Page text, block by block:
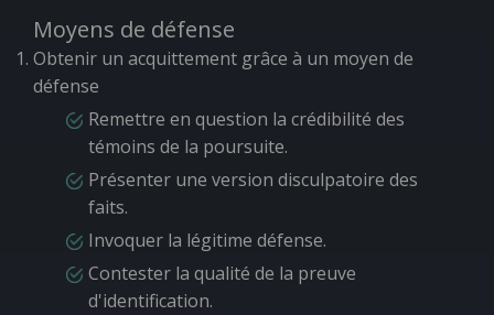
Moyens de défense
Obtenir un acquittement grâce à un moyen de
défense
Remettre en question la crédibilité des
témoins de la poursuite.
Présenter une version disculpatoire des
faits.
Invoquer la légitime défense.
Contester la qualité de la preuve
d'identification.